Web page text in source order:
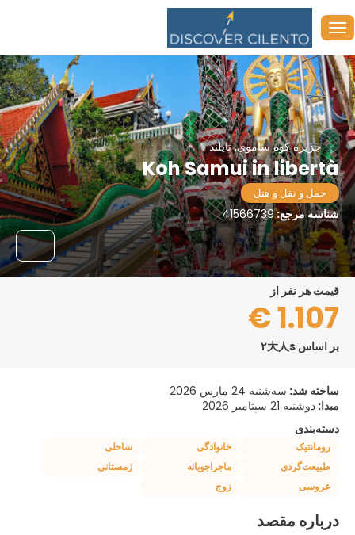
جزیره کوه ساموی, تایلند
Koh Samui in libertà
حمل و نقل و هتل
شناسه مرجع:41566739
قیمت هر نفر از
1.107 €
بر اساس ۲大人s
ساخته شد: سه‌شنبه 24 مارس 2026
مبدا: دوشنبه 21 سپتامبر 2026
دسته‌بندی
رومانتیک خانوادگی
ساحلی
طبیعت‌گردی
ماجراجویانه
زمستانی
عروسی
زوج
درباره مقصد